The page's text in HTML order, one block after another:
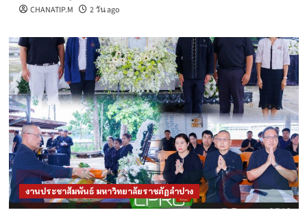
CHANATIP.M 2 วัน ago
งานประชาสัมพันธ์ มหาวิทยาลัยราชภัฏลำปาง